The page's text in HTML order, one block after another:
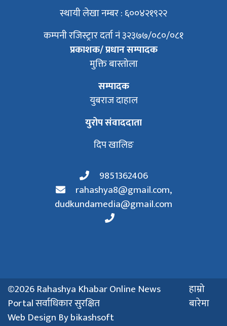
स्थायी लेखा नम्बर : ६००४२१९२२
कम्पनी रजिस्ट्रार दर्ता नं ३२३७७/०८०/०८१
प्रकाशक/ प्रधान सम्पादक
मुक्ति बास्तोला
सम्पादक
युबराज दाहाल
युरोप संवाददाता
दिप खालिङ
9851362406
rahashya8@gmail.com,
dudkundamedia@gmail.com
©2026 Rahashya Khabar Online News
Portal सर्वाधिकार सुरक्षित
हाम्रो
बारेमा
Web Design Bybikashsoft